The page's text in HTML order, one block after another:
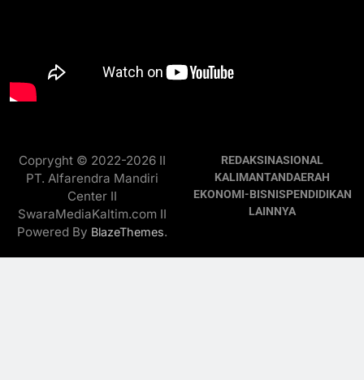
Copryght © 2022-2026 II
PT. Alfarendra Mandiri
Center II
SwaraMediaKaltim.com II
Powered By BlazeThemes.
REDAKSINASIONAL
KALIMANTANDAERAH
EKONOMI-BISNISPENDIDIKAN
LAINNYA